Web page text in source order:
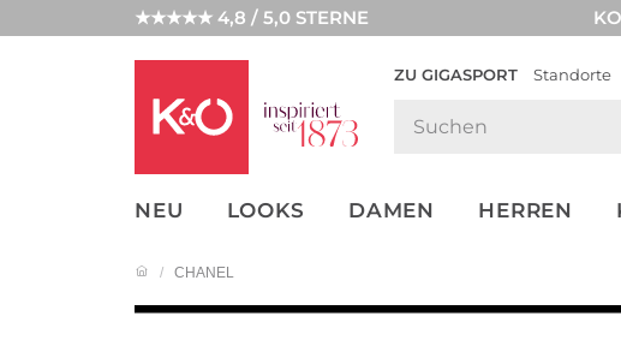
★★★★★ 4,8 / 5,0 STERNE
ZU GIGASPORT Standorte
NEU LOOKS DAMEN HERREN
UNSERE APP
CLICK &
CHANEL